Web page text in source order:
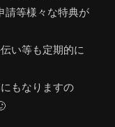
請等様々な特典が
い等も定期的に
もなりますの